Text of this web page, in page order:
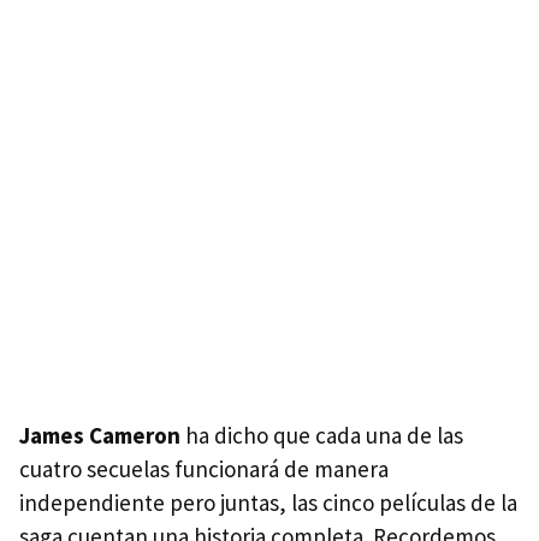
James Cameron ha dicho que cada una de las
cuatro secuelas funcionará de manera
independiente pero juntas, las cinco películas de la